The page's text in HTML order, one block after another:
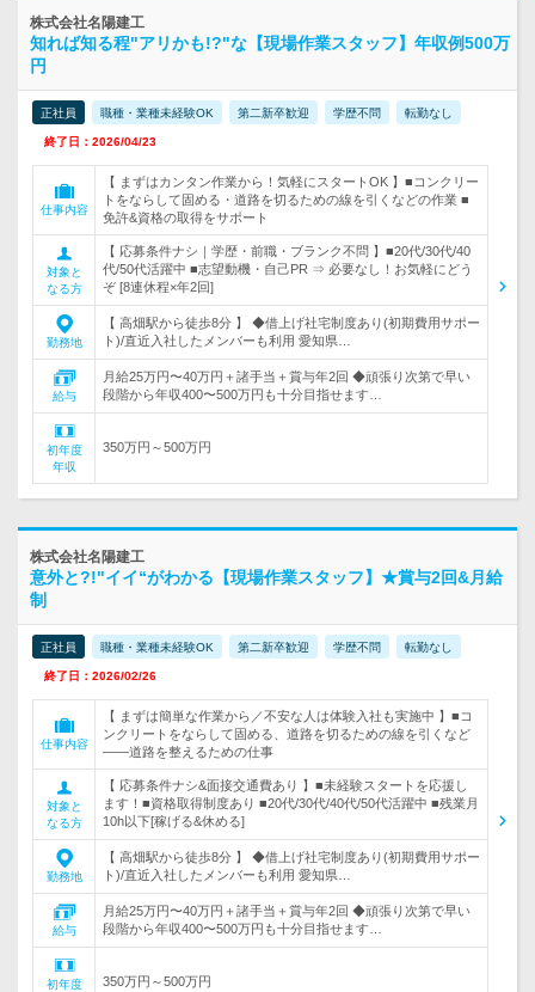
株式会社名陽建工
知れば知る程"アリかも!?"な【現場作業スタッフ】年収例500万
円
正社員 職種・業種未経験OK 第二新卒歓迎 学歴不問 転勤なし
終了日：2026/04/23
仕事内容
【 まずはカンタン作業から！気軽にスタートOK 】■コンクリー
トをならして固める・道路を切るための線を引くなどの作業 ■
免許&資格の取得をサポート
対象と
なる方
【 応募条件ナシ｜学歴・前職・ブランク不問 】■20代/30代/40
代/50代活躍中 ■志望動機・自己PR ⇒ 必要なし！お気軽にどう
ぞ [8連休程×年2回]
勤務地
【 高畑駅から徒歩8分 】 ◆借上げ社宅制度あり(初期費用サポー
ト)/直近入社したメンバーも利用 愛知県…
給与
月給25万円〜40万円＋諸手当＋賞与年2回 ◆頑張り次第で早い
段階から年収400〜500万円も十分目指せます…
初年度
年収
350万円～500万円
株式会社名陽建工
意外と?!"イイ“がわかる【現場作業スタッフ】★賞与2回&月給
制
正社員 職種・業種未経験OK 第二新卒歓迎 学歴不問 転勤なし
終了日：2026/02/26
仕事内容
【 まずは簡単な作業から／不安な人は体験入社も実施中 】■コ
ンクリートをならして固める、道路を切るための線を引くなど
――道路を整えるための仕事
対象と
なる方
【 応募条件ナシ&面接交通費あり 】■未経験スタートを応援し
ます！■資格取得制度あり ■20代/30代/40代/50代活躍中 ■残業月
10h以下[稼げる&休める]
勤務地
【 高畑駅から徒歩8分 】 ◆借上げ社宅制度あり(初期費用サポー
ト)/直近入社したメンバーも利用 愛知県…
給与
月給25万円〜40万円＋諸手当＋賞与年2回 ◆頑張り次第で早い
段階から年収400〜500万円も十分目指せます…
初年度
350万円～500万円